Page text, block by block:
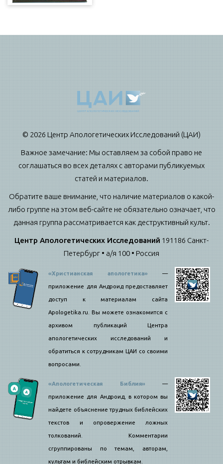
© 2026 Центр Апологетических Исследований (ЦАИ)
Важное замечание: Мы оставляем за собой право не
соглашаться во всех деталях с авторами публикуемых
статей и материалов.
Обратите ваше внимание, что наличие материалов о какой-
либо группе на этом веб-сайте не обязательно означает, что
данная группа рассматривается как деструктивный культ.
Центр Апологетических Исследований 191186 Санкт-
Петербург • а/я 100 • Россия
«Христианская апологетика»—
приложение для Андроид предоставляет
доступ к материалам сайта
Apologetika.ru. Вы можете ознакомится с
архивом публикаций Центра
апологетических исследований и
обратиться к сотрудникам ЦАИ со своими
вопросами.
«Апологетическая Библия»—
приложение для Андроид, в котором вы
найдете объяснение трудных библейских
текстов и опровержение ложных
толкований. Комментарии
сгруппированы по темам, авторам,
культам и библейским отрывкам.